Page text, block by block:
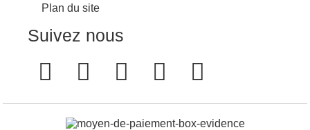
Plan du site
Suivez nous